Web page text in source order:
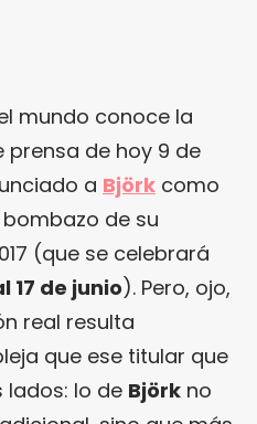
mundo conoce la
prensa de hoy 9 de
a Björk como
de su
(que se celebrará
17 de junio). Pero, ojo,
real resulta
que ese titular que
lados: lo de Björk no